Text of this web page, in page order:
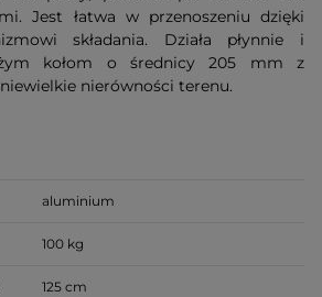
Jest łatwa w przenoszeniu dzięki
składania. Działa płynnie i
kołom o średnicy 205 mm z
nierówności terenu.
aluminium
100 kg
125 cm